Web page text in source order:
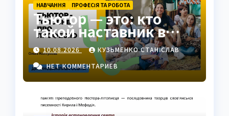
НАВЧАННЯ ПРОФЕСІЯ ТА РОБОТА
Тьютор — это: кто
такой наставник в
современном
образовании
10.08.2026
КУЗЬМЕНКО СТАНІСЛАВ
НЕТ КОММЕНТАРИЕВ